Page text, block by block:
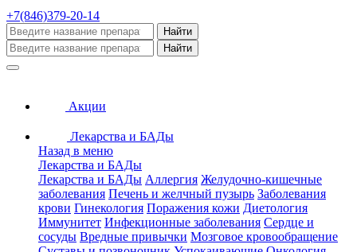
+7(846)379-20-14
Найти
Найти
Акции
Лекарства и БАДы
Назад в меню
Лекарства и БАДы
Лекарства и БАДы Аллергия Желудочно-кишечные
заболевания Печень и желчный пузырь Заболевания
крови Гинекология Поражения кожи Диетология
Иммунитет Инфекционные заболевания Сердце и
сосуды Вредные привычки Мозговое кровообращение